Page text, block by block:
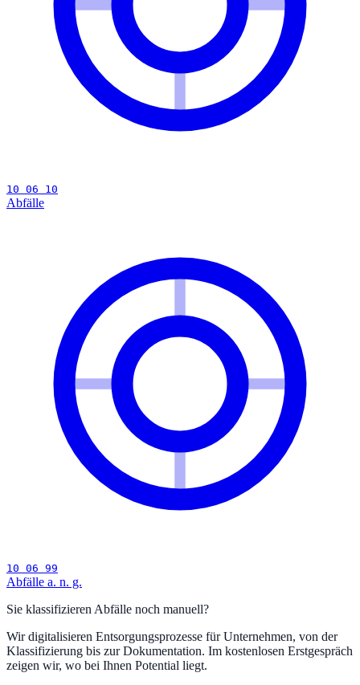
10 06 10
Abfälle
10 06 99
Abfälle a. n. g.
Sie klassifizieren Abfälle noch manuell?
Wir digitalisieren Entsorgungsprozesse für Unternehmen, von der
Klassifizierung bis zur Dokumentation. Im kostenlosen Erstgespräch
zeigen wir, wo bei Ihnen Potential liegt.